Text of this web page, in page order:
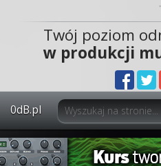
Twój poziom
w produkcji
0dB.pl
0dB.pl - informacje